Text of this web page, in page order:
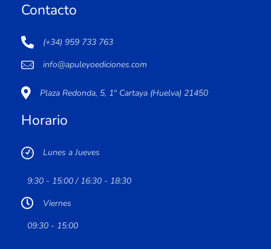
Contacto
(+34) 959 733 763
info@apuleyoediciones.com
Plaza Redonda, 5, 1º Cartaya (Huelva) 21450
Horario
Lunes a Jueves
9:30 - 15:00 / 16:30 - 18:30
Viernes
09:30 - 15:00